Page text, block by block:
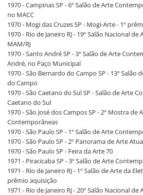
1970 - Campinas SP - 6º Salão de Arte
no MACC
1970 - Mogi das Cruzes SP - Mogi-Arte - 1º
1970 - Rio de Janeiro RJ - 19º Salão Nacional
MAM/RJ
1970 - Santo André SP - 3º Salão de Arte
André, no Paço Municipal
1970 - São Bernardo do Campo SP - 13º Salão
do Campo
1970 - São Caetano do Sul SP - Salão de Arte
Caetano do Sul
1970 - São José dos Campos SP - 2ª Mostra de
Contemporâneas
1970 - São Paulo SP - 1º Salão de Arte
1970 - São Paulo SP - 2º Panorama de Arte
1970 - São Paulo SP - Feira da Arte 70
1971 - Piracicaba SP - 3º Salão de Arte
1971 - Rio de Janeiro RJ - 1º Salão de Arte da
prêmio aquisição
1971 - Rio de Janeiro RJ - 20º Salão Nacional